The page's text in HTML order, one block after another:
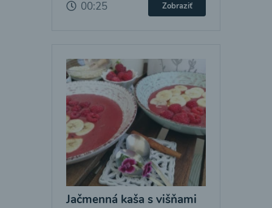
00:25 Zobraziť
Jačmenná kaša s višňami